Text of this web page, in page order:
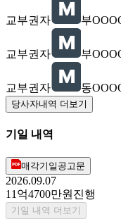
교부권자 부
교부권자 부
교부권자 동
당사자내역 더보기
기일 내역
매각기일공고문
2026.09.07
11억4700만원 진행
기일 내역 더보기